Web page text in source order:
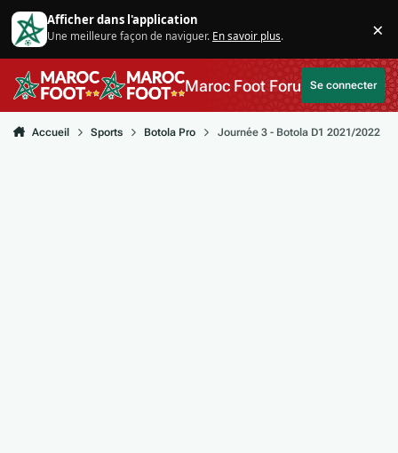
Aller au contenu
Afficher dans l'application
Une meilleure façon de naviguer. En savoir plus. ×
Maroc Foot ForumSe connecter
Accueil Sports Botola Pro Journée 3 - Botola D1 2021/2022